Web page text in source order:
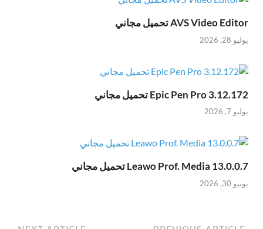
AVS Video Editor تحميل مجاني
يوليو 28, 2026
Epic Pen Pro 3.12.172 تحميل مجاني
يوليو 7, 2026
Leawo Prof. Media 13.0.0.7 تحميل مجاني
يونيو 30, 2026